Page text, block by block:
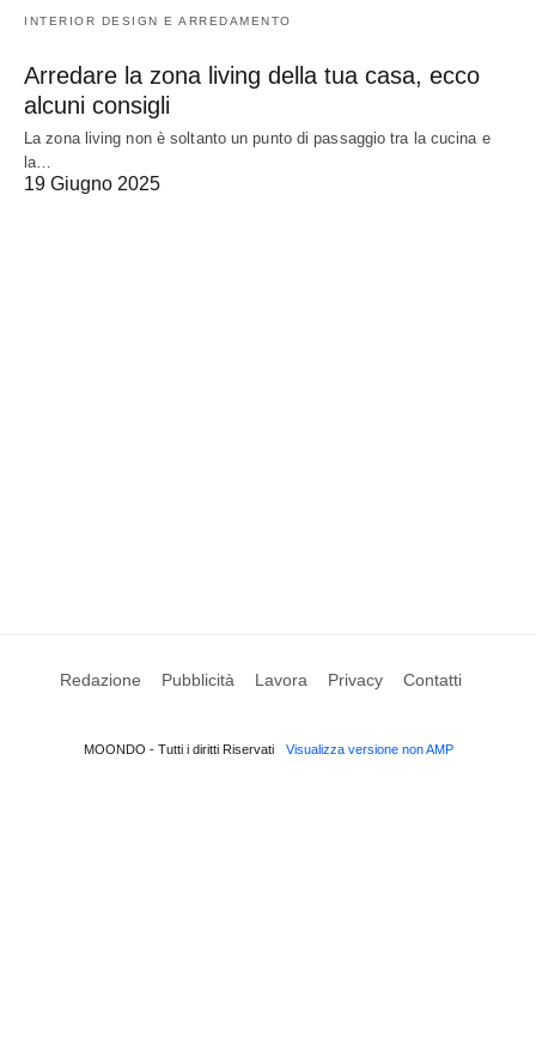
INTERIOR DESIGN E ARREDAMENTO
Arredare la zona living della tua casa, ecco
alcuni consigli
La zona living non è soltanto un punto di passaggio tra la cucina e
la…
19 Giugno 2025
Redazione Pubblicità Lavora Privacy Contatti
MOONDO - Tutti i diritti Riservati Visualizza versione non AMP